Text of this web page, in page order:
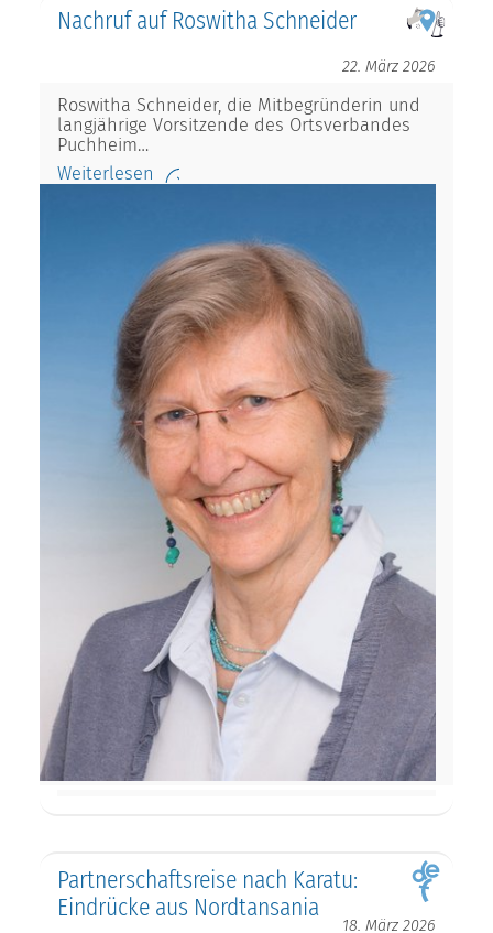
Nachruf auf Roswitha Schneider
22. März 2026
Roswitha Schneider, die Mitbegründerin und
langjährige Vorsitzende des Ortsverbandes
Puchheim…
Weiterlesen
Partnerschaftsreise nach Karatu:
Eindrücke aus Nordtansania
18. März 2026